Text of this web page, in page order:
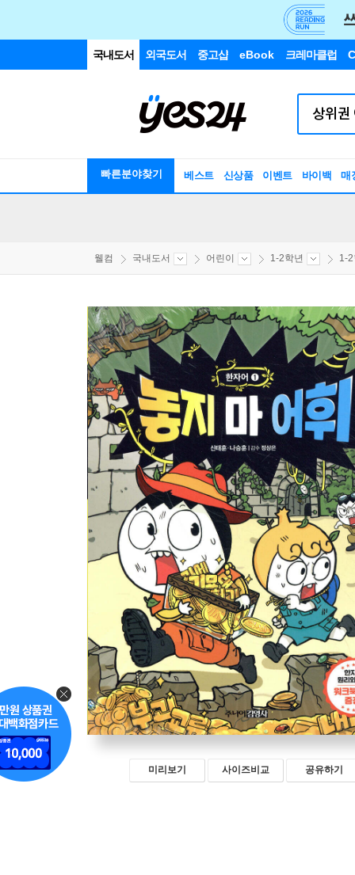
국내도서 외국도서 중고샵 eBook 크레마클럽
빠른분야찾기 베스트 신상품 이벤트 바이백 매
웰컴 국내도서 어린이 1-2학년 1-
미리보기 사이즈비교 공유하기